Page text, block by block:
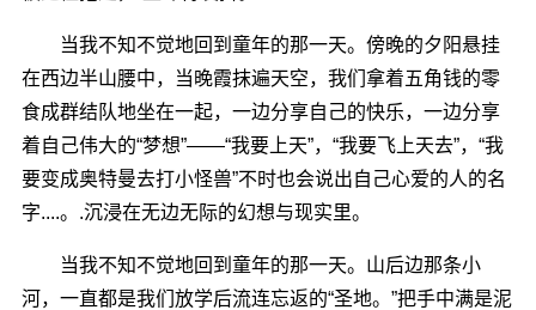
当我不知不觉地回到童年的那一天。傍晚的夕阳悬挂
在西边半山腰中，当晚霞抹遍天空，我们拿着五角钱的零
食成群结队地坐在一起，一边分享自己的快乐，一边分享
着自己伟大的“梦想”――“我要上天”，“我要飞上天去”，“我
要变成奥特曼去打小怪兽”不时也会说出自己心爱的人的名
字....。.沉浸在无边无际的幻想与现实里。
当我不知不觉地回到童年的那一天。山后边那条小
河，一直都是我们放学后流连忘返的“圣地。”把手中满是泥